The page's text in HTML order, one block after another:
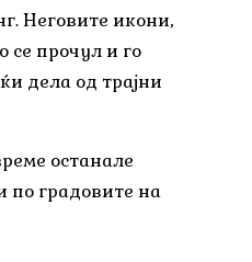
Неговите икони,
се прочул и го
дела од трајни
останале
по градовите на